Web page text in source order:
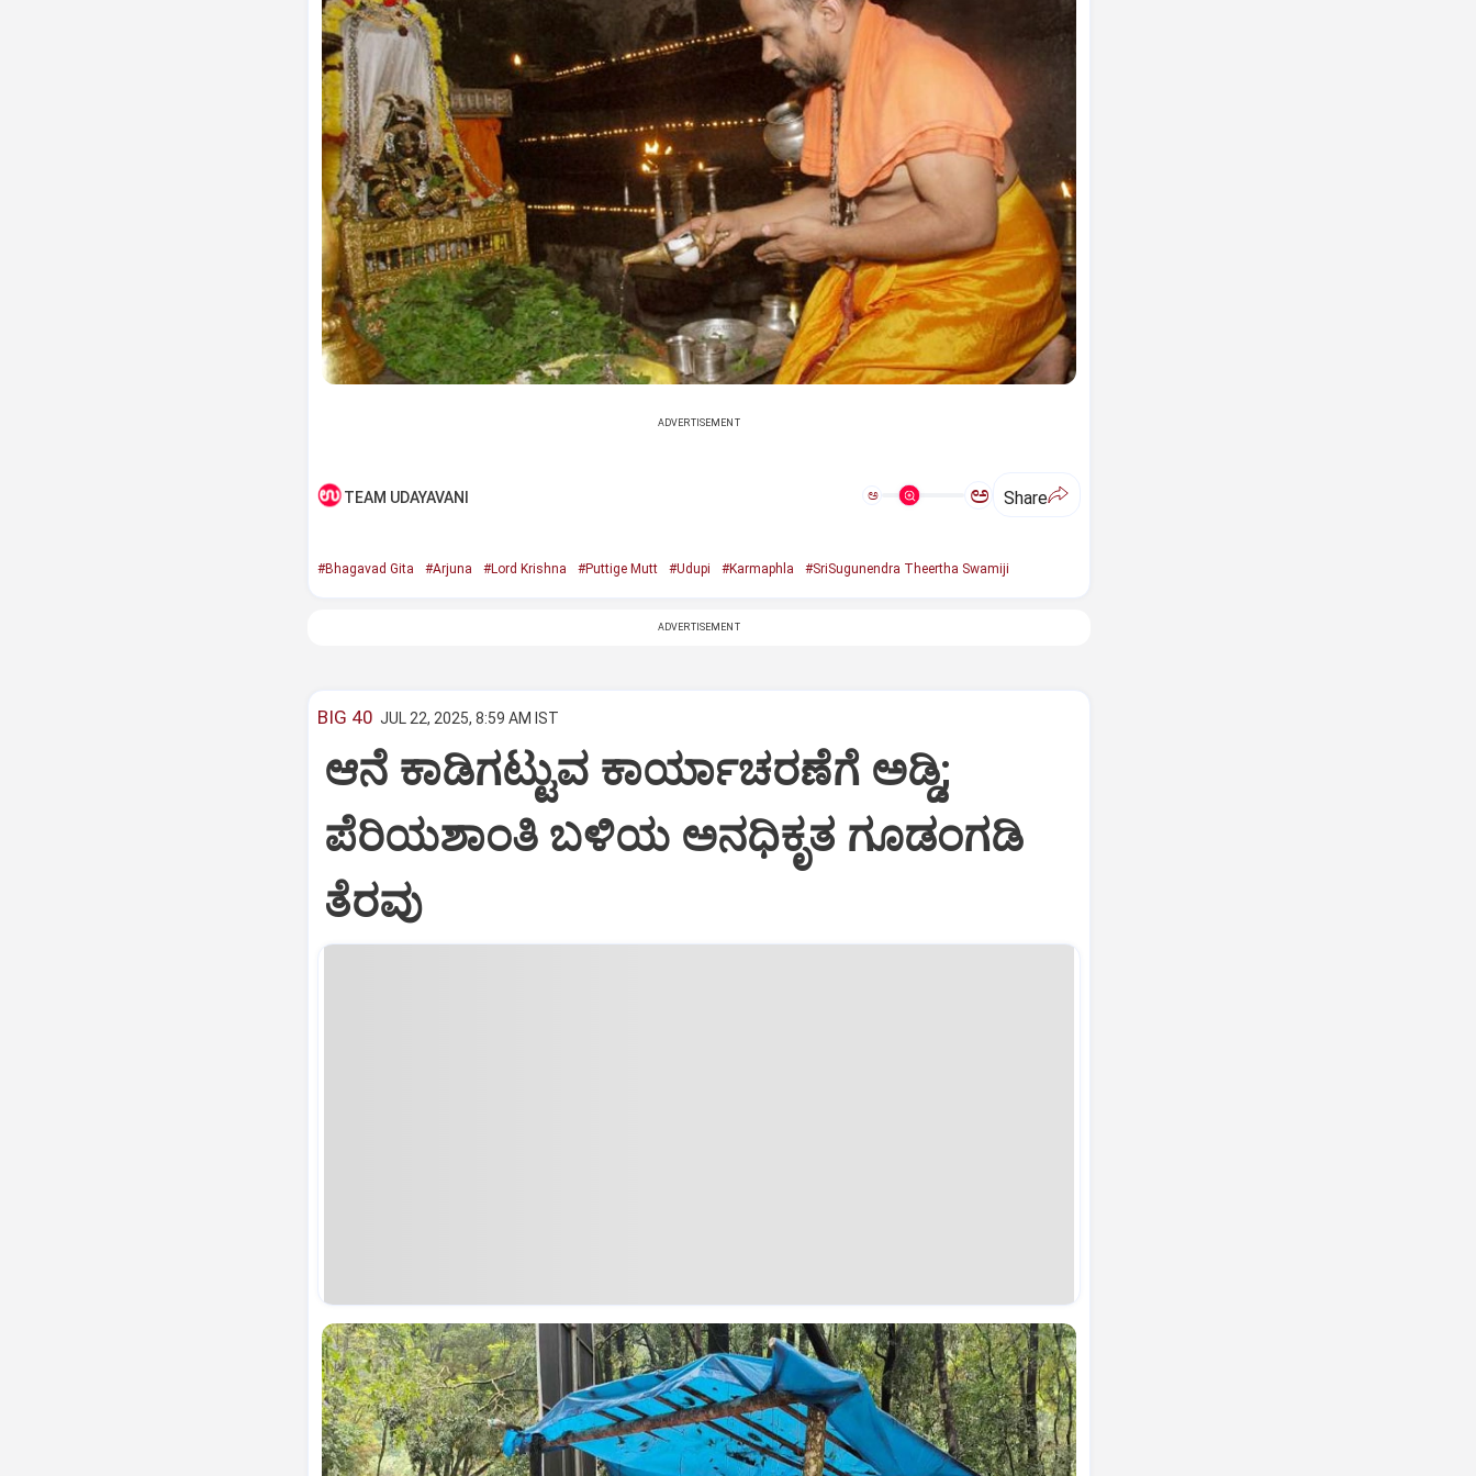
ADVERTISEMENT
TEAM UDAYAVANI ಅ ಅ Share
#Bhagavad Gita #Arjuna #Lord Krishna #Puttige Mutt #Udupi #Karmaphla #SriSugunendra Theertha Swamiji
ADVERTISEMENT
BIG 40 JUL 22, 2025, 8:59 AM IST
ಆನೆ ಕಾಡಿಗಟ್ಟುವ ಕಾರ್ಯಾಚರಣೆಗೆ ಅಡ್ಡಿ;
ಪೆರಿಯಶಾಂತಿ ಬಳಿಯ ಅನಧಿಕೃತ ಗೂಡಂಗಡಿ
ತೆರವು